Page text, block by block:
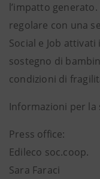
l’impatto
regolare con una
Social e Job
sostegno di
condizioni di
Informazioni per la
Press office:
Edileco soc.coop.
Sara Faraci